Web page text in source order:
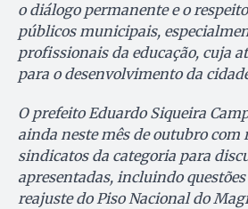
o diálogo permanente e o
públicos municipais,
profissionais da educação, cuja
para o desenvolvimento da
O prefeito Eduardo Siqueira
ainda neste mês de outubro com
sindicatos da categoria para
apresentadas, incluindo
reajuste do Piso Nacional do